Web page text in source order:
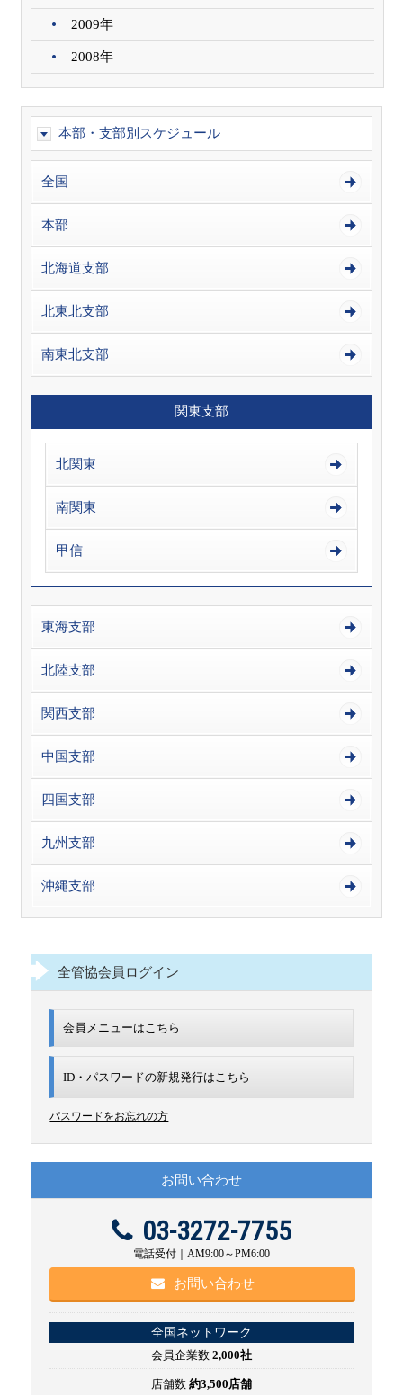
2009年
2008年
本部・支部別スケジュール
全国
本部
北海道支部
北東北支部
南東北支部
関東支部
北関東
南関東
甲信
東海支部
北陸支部
関西支部
中国支部
四国支部
九州支部
沖縄支部
全管協会員ログイン
会員メニューはこちら
ID・パスワードの新規発行はこちら
パスワードをお忘れの方
お問い合わせ
03-3272-7755
電話受付｜AM9:00～PM6:00
お問い合わせ
全国ネットワーク
会員企業数 2,000社
店舗数 約3,500店舗